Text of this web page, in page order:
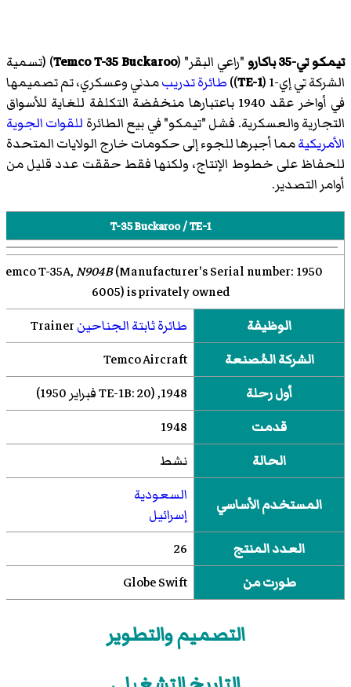
تيمكو تي-35 باكارو "راعي البقر" (Temco T-35 Buckaroo)‏ (تسمية
الشركة تي إي-1 (
TE-1
)‏)طائرة تدريبمدني وعسكري، تم تصميمها
في أواخر عقد 1940 باعتبارها منخفضة التكلفة للغاية للأسواق
التجارية والعسكرية. فشل "تيمكو" في بيع الطائرة للقوات الجوية
الأمريكيةمما أجبرها للجوء إلى حكومات خارج الولايات المتحدة
للحفاظ على خطوط الإنتاج، ولكنها فقط حققت عدد قليل من
أوامر التصدير.
T-35 Buckaroo / TE-1
1950 Temco T-35A,
N904B(Manufacturer's Serial number:
6005) is privately owned
الوظيفة
طائرة ثابتة الجناحين
الشركة المُصنعة
Temco Aircraft
أول رحلة
1948, (TE-1B: 20 فبراير 1950)
قدمت
1948
الحالة
نشط
المستخدم الأساسي
السعودية
إسرائيل
العدد المنتج
26
طورت من
Globe Swift
التصميم والتطوير